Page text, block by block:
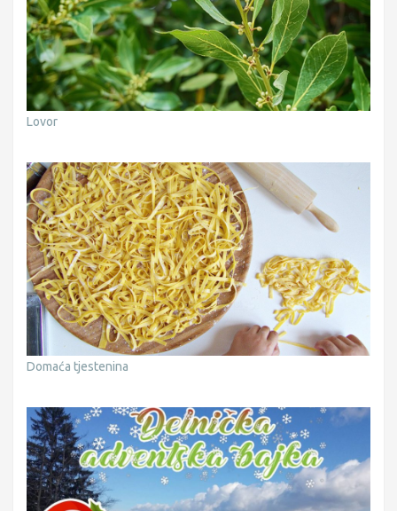
Lovor
Domaća tjestenina